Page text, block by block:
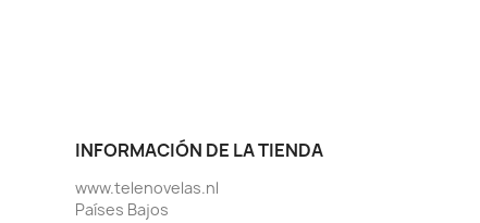
INFORMACIÓN DE LA TIENDA
www.telenovelas.nl
Países Bajos